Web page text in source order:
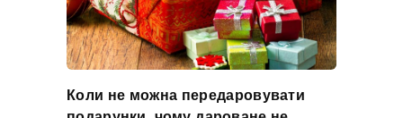
Коли не можна передаровувати